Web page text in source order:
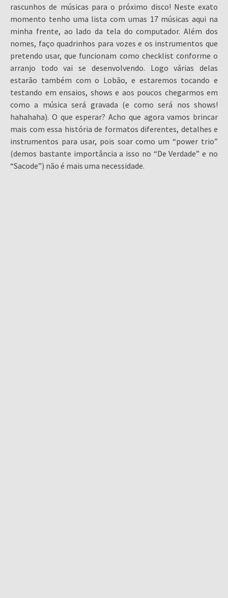
rascunhos de músicas para o próximo disco! Neste exato
momento tenho uma lista com umas 17 músicas aqui na
minha frente, ao lado da tela do computador. Além dos
nomes, faço quadrinhos para vozes e os instrumentos que
pretendo usar, que funcionam como checklist conforme o
arranjo todo vai se desenvolvendo. Logo várias delas
estarão também com o Lobão, e estaremos tocando e
testando em ensaios, shows e aos poucos chegarmos em
como a música será gravada (e como será nos shows!
hahahaha). O que esperar? Acho que agora vamos brincar
mais com essa história de formatos diferentes, detalhes e
instrumentos para usar, pois soar como um “power trio”
(demos bastante importância a isso no “De Verdade” e no
“Sacode”) não é mais uma necessidade.